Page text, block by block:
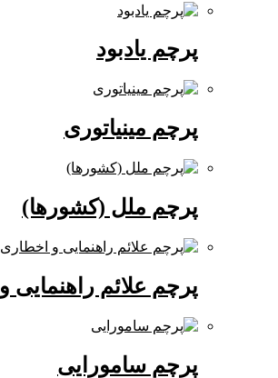
پرچم یادبود
پرچم مینیاتوری
پرچم ملل (کشورها)
پرچم علائم راهنمایی و اخطاری
پرچم سامورایی